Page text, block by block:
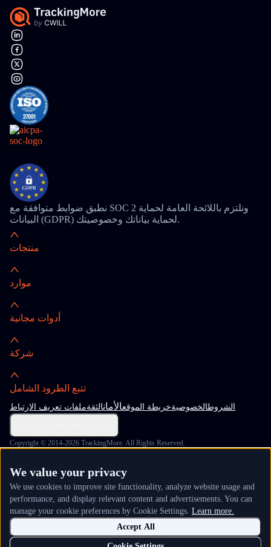
نطبق ضوابط متوافقة مع SOC 2 ونلتزم باللائحة العامة لحماية
البيانات (GDPR) لحماية بياناتك وخصوصيتك.
منتجات
موارد
أدوات مجانية
شركة
تتبع الطرود الشامل
الشروطالخصوصيةخريطة الموقعالأمانالثقةملفات تعريف الارتباط
Copyright © 2014-2026 TrackingMore. All Rights Reserved.
We value your privacy
We use cookies to improve site functionality, analyze website usage and
performance, and display relevant content and advertisements. You can
manage your cookie preferences by Cookie Settings. Learn more.
Accept All